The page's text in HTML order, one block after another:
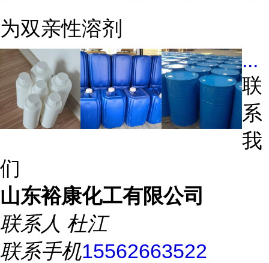
为双亲性溶剂
...
联
系
我
们
山东裕康化工有限公司
联系人 杜江
联系手机15562663522